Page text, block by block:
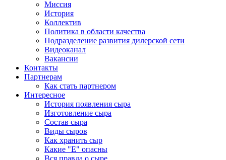
Миссия
История
Коллектив
Политика в области качества
Подразделение развития дилерской сети
Видеоканал
Вакансии
Контакты
Партнерам
Как стать партнером
Интересное
История появления сыра
Изготовление сыра
Состав сыра
Виды сыров
Как хранить сыр
Какие "Е" опасны
Вся правда о сыре